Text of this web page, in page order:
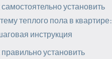
самостоятельно установить
теплого пола в квартире:
инструкция
правильно установить